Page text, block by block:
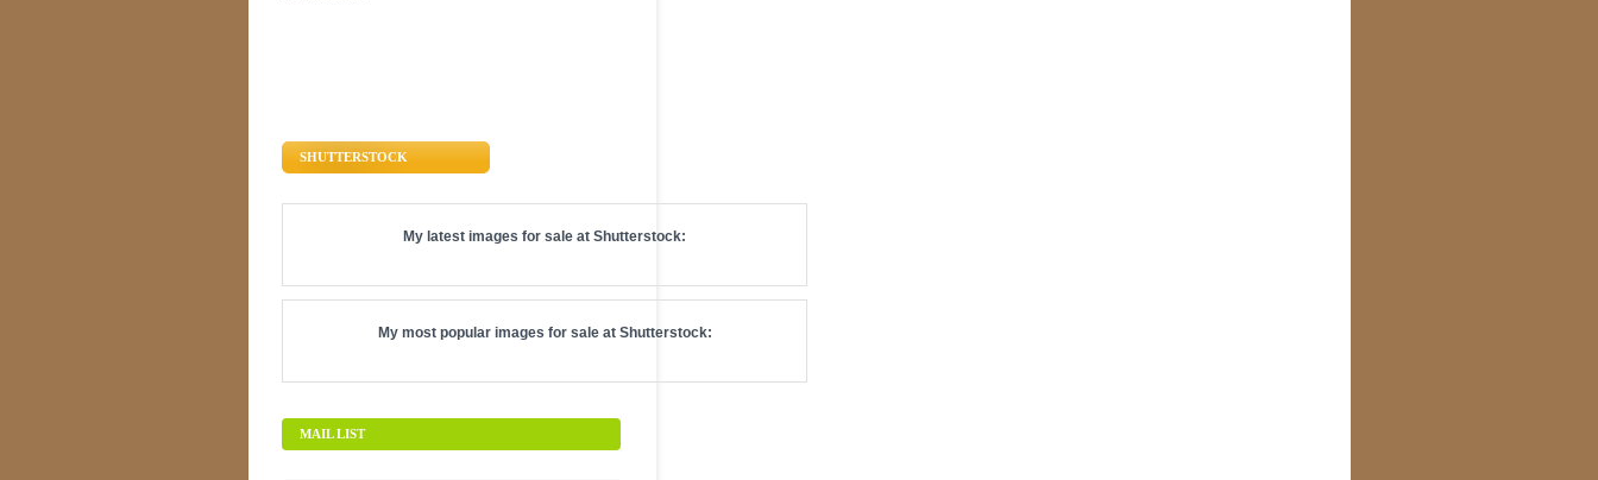
SHUTTERSTOCK
My latest images for sale at Shutterstock:
My most popular images for sale at Shutterstock:
MAIL LIST